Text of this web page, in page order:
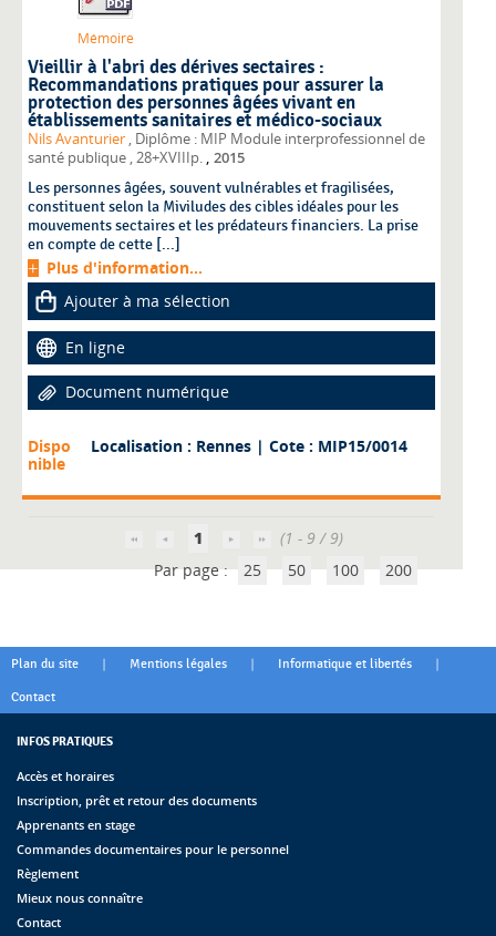
Mémoire
Vieillir à l'abri des dérives sectaires :
Recommandations pratiques pour assurer la
protection des personnes âgées vivant en
établissements sanitaires et médico-sociaux
Nils Avanturier , Diplôme : MIP Module interprofessionnel de
santé publique , 28+XVIIIp. , 2015
Les personnes âgées, souvent vulnérables et fragilisées,
constituent selon la Miviludes des cibles idéales pour les
mouvements sectaires et les prédateurs financiers. La prise
en compte de cette [...]
Plus d'information...
Ajouter à ma sélection
En ligne
Document numérique
Dispo
nible
Localisation : Rennes | Cote : MIP15/0014
1
(1 - 9 / 9)
Par page : 25 50 100 200
Plan du site | Mentions légales | Informatique et libertés |
Contact
INFOS PRATIQUES
Accès et horaires
Inscription, prêt et retour des documents
Apprenants en stage
Commandes documentaires pour le personnel
Règlement
Mieux nous connaître
Contact